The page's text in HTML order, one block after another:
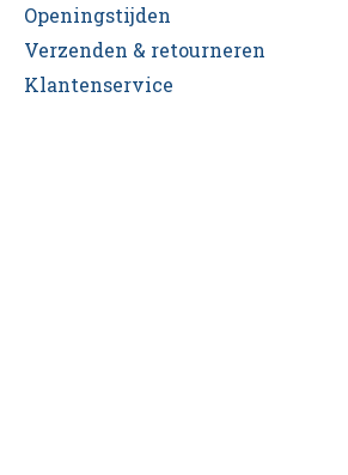
Openingstijden
Verzenden & retourneren
Klantenservice